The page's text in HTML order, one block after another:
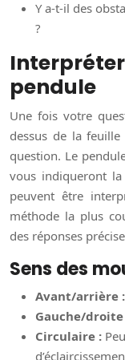
Y a-t-il des
?
pendule
Une fois votre
dessus de la
question. Le
vous indiqueront
peuvent être
méthode la plus
des réponses
Sens des
Avant/arrière :
Gauche/droite
Circulaire :